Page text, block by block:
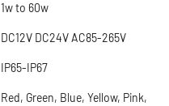
1w to 60w
DC12V DC24V AC85-265V
IP65-IP67
Red, Green, Blue, Yellow, Pink,